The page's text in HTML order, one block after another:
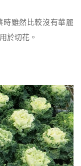
雖然比較沒有華麗
於切花。